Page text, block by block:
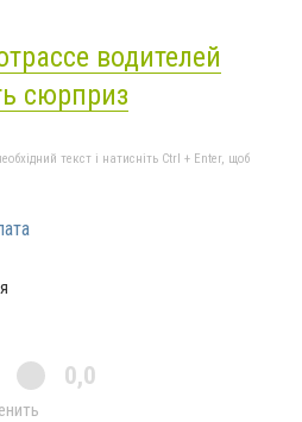
водителей
сюрприз
текст і натисніть Ctrl + Enter, щоб
0,0